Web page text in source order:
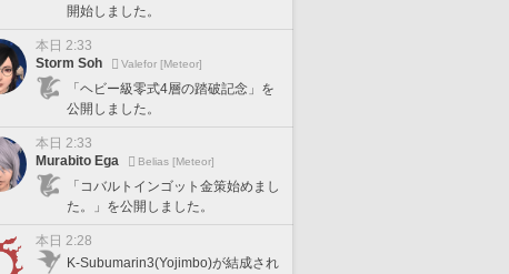
開始しました。
本日 2:33
Storm Soh
Valefor [Meteor]
「ヘビー級零式4層の踏破記念」を
公開しました。
本日 2:33
Murabito Ega
Belias [Meteor]
「コバルトインゴット金策始めまし
た。」を公開しました。
本日 2:28
K-Subumarin3(Yojimbo)が結成され